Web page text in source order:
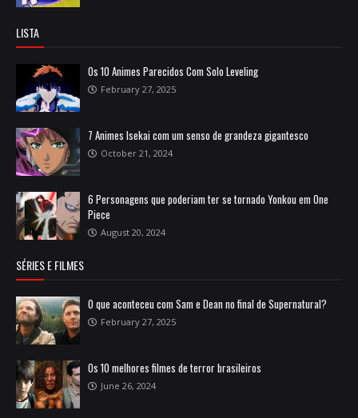
LISTA
Os 10 Animes Parecidos Com Solo Leveling
February 27, 2025
7 Animes Isekai com um senso de grandeza gigantesco
October 21, 2024
6 Personagens que poderiam ter se tornado Yonkou em One
Piece
August 20, 2024
SÉRIES E FILMES
O que aconteceu com Sam e Dean no final de Supernatural?
February 27, 2025
Os 10 melhores filmes de terror brasileiros
June 26, 2024